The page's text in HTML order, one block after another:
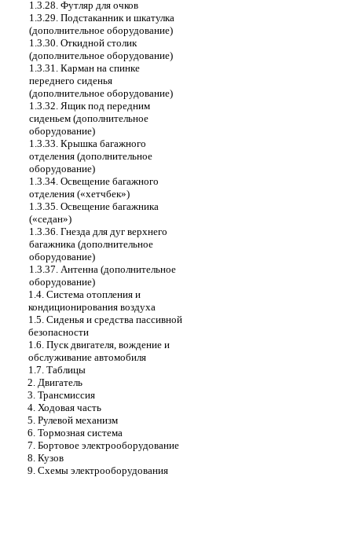
1.3.28. Футляр для очков
1.3.29. Подстаканник и шкатулка
(дополнительное оборудование)
1.3.30. Откидной столик
(дополнительное оборудование)
1.3.31. Карман на спинке
переднего сиденья
(дополнительное оборудование)
1.3.32. Ящик под передним
сиденьем (дополнительное
оборудование)
1.3.33. Крышка багажного
отделения (дополнительное
оборудование)
1.3.34. Освещение багажного
отделения («хетчбек»)
1.3.35. Освещение багажника
(«седан»)
1.3.36. Гнезда для дуг верхнего
багажника (дополнительное
оборудование)
1.3.37. Антенна (дополнительное
оборудование)
1.4. Система отопления и
кондиционирования воздуха
1.5. Сиденья и средства пассивной
безопасности
1.6. Пуск двигателя, вождение и
обслуживание автомобиля
1.7. Таблицы
2. Двигатель
3. Трансмиссия
4. Ходовая часть
5. Рулевой механизм
6. Тормозная система
7. Бортовое электрооборудование
8. Кузов
9. Схемы электрооборудования